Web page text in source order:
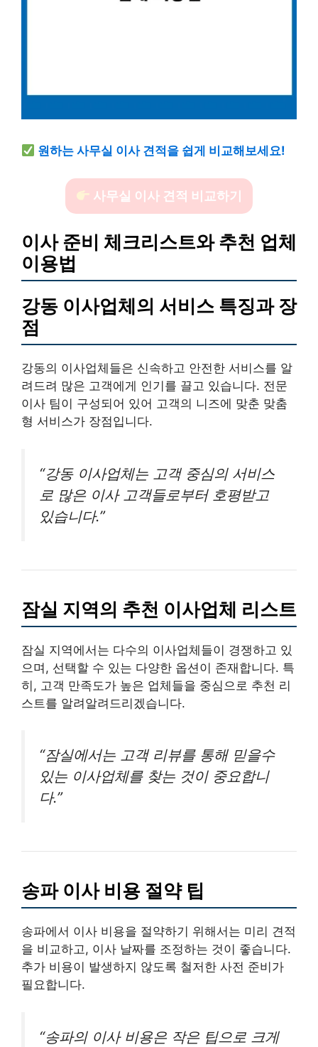
원하는 사무실 이사 견적을 쉽게 비교해보세요!
사무실 이사 견적 비교하기
이사 준비 체크리스트와 추천 업체
이용법
강동 이사업체의 서비스 특징과 장
점
강동의 이사업체들은 신속하고 안전한 서비스를 알
려드려 많은 고객에게 인기를 끌고 있습니다. 전문
이사 팀이 구성되어 있어 고객의 니즈에 맞춘 맞춤
형 서비스가 장점입니다.
“강동 이사업체는 고객 중심의 서비스
로 많은 이사 고객들로부터 호평받고
있습니다.”
잠실 지역의 추천 이사업체 리스트
잠실 지역에서는 다수의 이사업체들이 경쟁하고 있
으며, 선택할 수 있는 다양한 옵션이 존재합니다. 특
히, 고객 만족도가 높은 업체들을 중심으로 추천 리
스트를 알려알려드리겠습니다.
“잠실에서는 고객 리뷰를 통해 믿을수
있는 이사업체를 찾는 것이 중요합니
다.”
송파 이사 비용 절약 팁
송파에서 이사 비용을 절약하기 위해서는 미리 견적
을 비교하고, 이사 날짜를 조정하는 것이 좋습니다.
추가 비용이 발생하지 않도록 철저한 사전 준비가
필요합니다.
“송파의 이사 비용은 작은 팁으로 크게